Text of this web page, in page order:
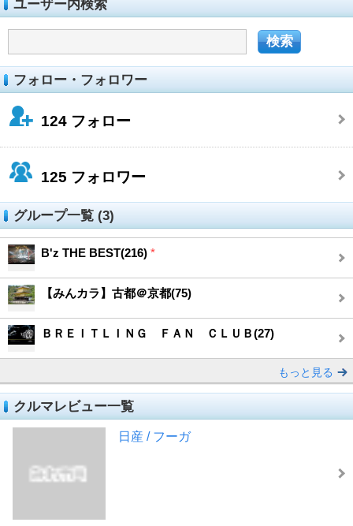
ユーザー内検索
フォロー・フォロワー
124 フォロー
125 フォロワー
グループ一覧 (3)
B'z THE BEST(216) *
【みんカラ】古都＠京都(75)
ＢＲＥＩＴＬＩＮＧ ＦＡＮ ＣＬＵＢ(27)
もっと見る
クルマレビュー一覧
日産 / フーガ